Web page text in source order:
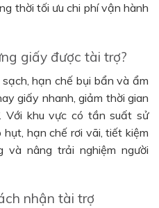
thời tối ưu chi phí vận hành
giấy được tài trợ?
hạn chế bụi bẩn và ẩm
giấy nhanh, giảm thời gian
khu vực có tần suất sử
hạn chế rơi vãi, tiết kiệm
và nâng trải nghiệm người
nhận tài trợ